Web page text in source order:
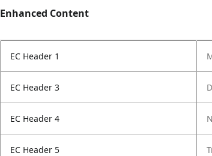
Enhanced Content
EC Header 1
EC Header 3
EC Header 4
EC Header 5